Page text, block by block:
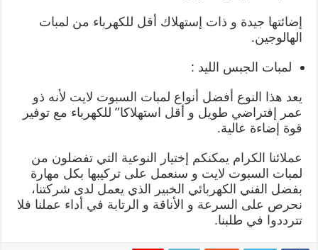
إضائتها جيدة و ذات إستهلاك أقل للكهرباء من لمبات
الهالوجين.
لمبات الجبس الليد :
يعد هذا النوع أفضل أنواع لمبات السبوت لايت لأنه ذو
عمر إفتراضي طويل و أقل استهلاكا” للكهرباء مع توفير
قوة إضاءة عالية.
عملائنا الكرام يمكنكم إختيار النوعية التي تفضلون من
لمبات السبوت لايت و سنعمل على تركيبها بكل مهارة
بفضل الفني الكهربائي الخبير الذي يعمل لدى شركتنا،
نحرص على السرعة و الأناقة و الرتابة في أداء عملنا فلا
تترددوا في طلبنا.